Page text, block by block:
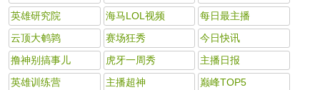
英雄研究院
海马LOL视频
每日最主播
云顶大鹌鹑
赛场狂秀
今日快讯
撸神别搞事儿
虎牙一周秀
主播日报
英雄训练营
主播超神 巅峰TOP5